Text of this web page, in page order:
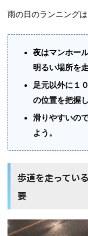
雨の日のランニング
夜はマンホー
明るい場所を走
足元以外に１
の位置を把握し
滑りやすいの
よう。
歩道を走ってい
要